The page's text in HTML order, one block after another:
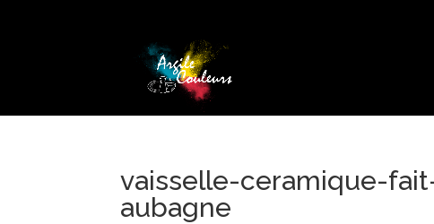
vaisselle-ceramique-
aubagne